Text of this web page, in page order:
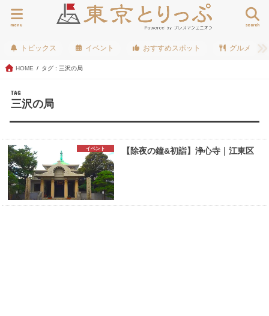
search
menu
トピックス イベント おすすめスポット グルメ
HOME タグ : 三沢の局
TAG
三沢の局
イベント 【除夜の鐘&初詣】浄心寺｜江東区